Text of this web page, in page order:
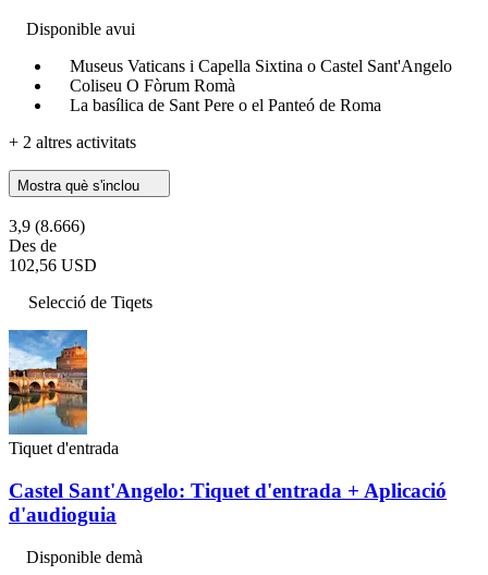
Disponible avui
Museus Vaticans i Capella Sixtina o Castel Sant'Angelo
Coliseu O Fòrum Romà
La basílica de Sant Pere o el Panteó de Roma
+ 2 altres activitats
Mostra què s'inclou
3,9 (8.666)
Des de
102,56 USD
Selecció de Tiqets
Tiquet d'entrada
Castel Sant'Angelo: Tiquet d'entrada + Aplicació
d'audioguia
Disponible demà